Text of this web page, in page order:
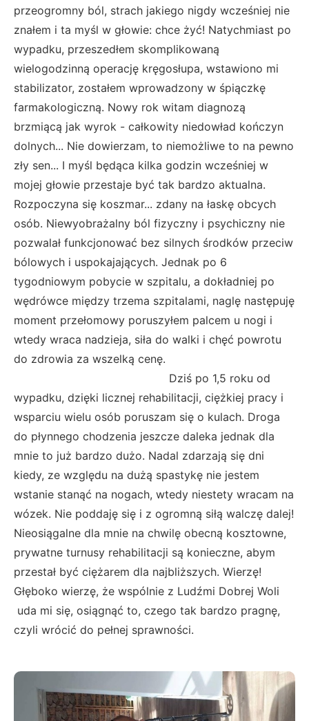
przeogromny ból, strach jakiego nigdy wcześniej nie
znałem i ta myśl w głowie: chce żyć! Natychmiast po
wypadku, przeszedłem skomplikowaną
wielogodzinną operację kręgosłupa, wstawiono mi
stabilizator, zostałem wprowadzony w śpiączkę
farmakologiczną. Nowy rok witam diagnozą
brzmiącą jak wyrok - całkowity niedowład kończyn
dolnych... Nie dowierzam, to niemożliwe to na pewno
zły sen... I myśl będąca kilka godzin wcześniej w
mojej głowie przestaje być tak bardzo aktualna.
Rozpoczyna się koszmar... zdany na łaskę obcych
osób. Niewyobrażalny ból fizyczny i psychiczny nie
pozwalał funkcjonować bez silnych środków przeciw
bólowych i uspokajających. Jednak po 6
tygodniowym pobycie w szpitalu, a dokładniej po
wędrówce między trzema szpitalami, naglę następuję
moment przełomowy poruszyłem palcem u nogi i
wtedy wraca nadzieja, siła do walki i chęć powrotu
do zdrowia za wszelką cenę.
Dziś po 1,5 roku od
wypadku, dzięki licznej rehabilitacji, ciężkiej pracy i
wsparciu wielu osób poruszam się o kulach. Droga
do płynnego chodzenia jeszcze daleka jednak dla
mnie to już bardzo dużo. Nadal zdarzają się dni
kiedy, ze względu na dużą spastykę nie jestem
wstanie stanąć na nogach, wtedy niestety wracam na
wózek. Nie poddaję się i z ogromną siłą walczę dalej!
Nieosiągalne dla mnie na chwilę obecną kosztowne,
prywatne turnusy rehabilitacji są konieczne, abym
przestał być ciężarem dla najbliższych. Wierzę!
Głęboko wierzę, że wspólnie z Ludźmi Dobrej Woli
uda mi się, osiągnąć to, czego tak bardzo pragnę,
czyli wrócić do pełnej sprawności.